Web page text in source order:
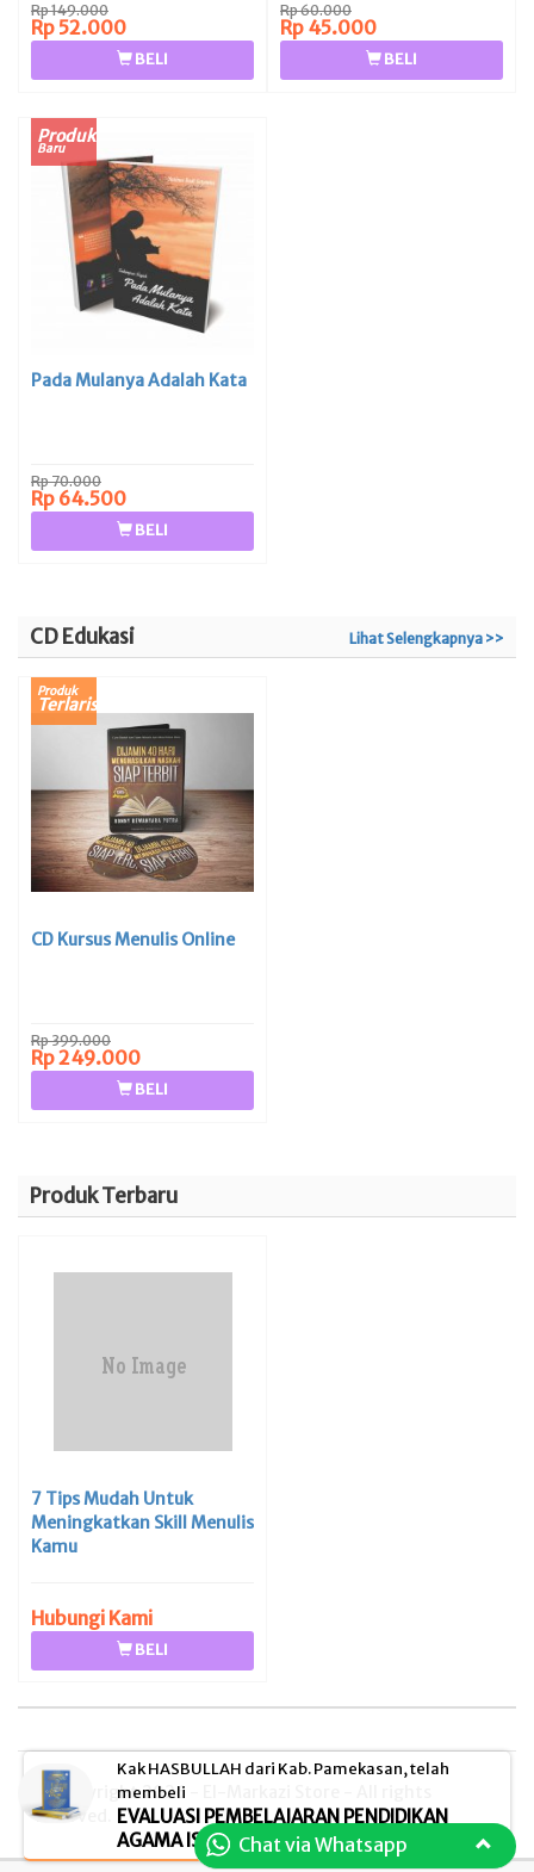
Rp 149.000
Rp 52.000
BELI
Rp 60.000
Rp 45.000
BELI
Produk
Baru
Pada Mulanya Adalah Kata
Rp 70.000
Rp 64.500
BELI
CD Edukasi Lihat Selengkapnya >>
Produk
Terlaris
CD Kursus Menulis Online
Rp 399.000
Rp 249.000
BELI
Produk Terbaru
7 Tips Mudah Untuk
Meningkatkan Skill Menulis
Kamu
Hubungi Kami
BELI
© Copyright 2026 - El-Markazi Store - All rights
reserved.
Chat via Whatsapp
Kak HASBULLAH dari Kab. Pamekasan, telah
membeli
EVALUASI PEMBELAJARAN PENDIDIKAN
AGAMA ISLAM (PAI)